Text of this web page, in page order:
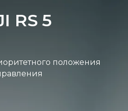
RS 5
положения